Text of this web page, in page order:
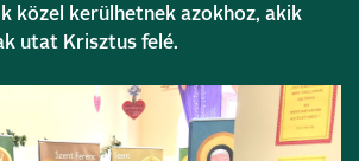
közel kerülhetnek azokhoz, akik
utat Krisztus felé.